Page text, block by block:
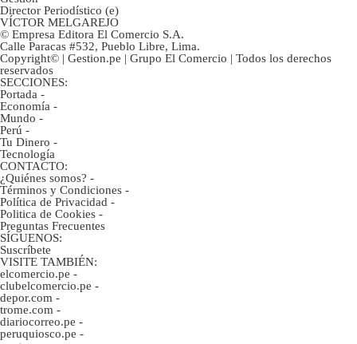
Director Periodístico (e)
VÍCTOR MELGAREJO
© Empresa Editora El Comercio S.A.
Calle Paracas #532, Pueblo Libre, Lima.
Copyright© | Gestion.pe | Grupo El Comercio | Todos los derechos
reservados
SECCIONES:
Portada -
Economía -
Mundo -
Perú -
Tu Dinero -
Tecnología
CONTACTO:
¿Quiénes somos? -
Términos y Condiciones -
Política de Privacidad -
Politica de Cookies -
Preguntas Frecuentes
SÍGUENOS:
Suscríbete
VISITE TAMBIÉN:
elcomercio.pe -
clubelcomercio.pe -
depor.com -
trome.com -
diariocorreo.pe -
peruquiosco.pe -